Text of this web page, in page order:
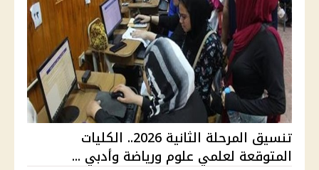
تنسيق المرحلة الثانية 2026.. الكليات
المتوقعة لعلمي علوم ورياضة وأدبي ...